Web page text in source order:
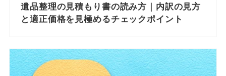
遺品整理の見積もり書の読み方｜内訳の見方
と適正価格を見極めるチェックポイント